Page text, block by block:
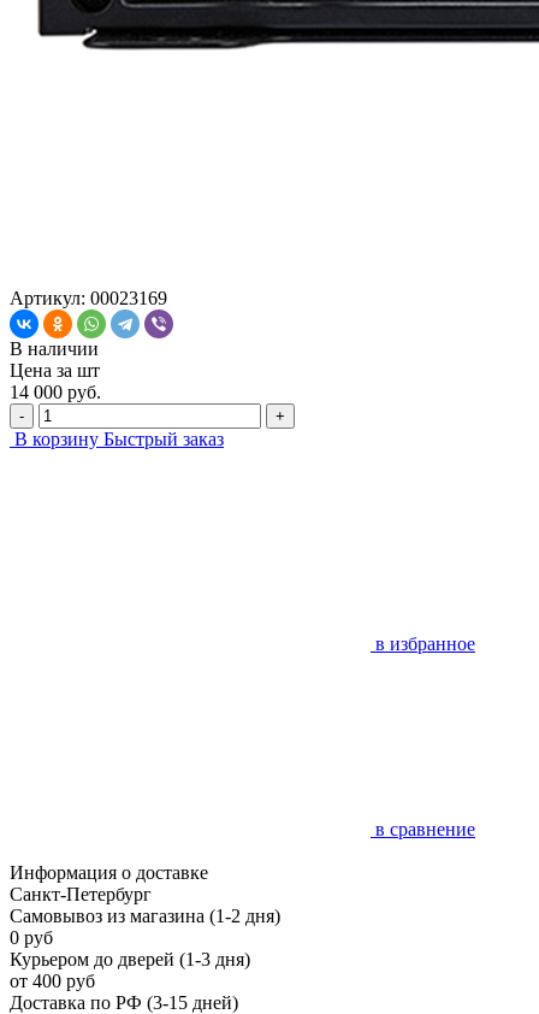
Артикул: 00023169
В наличии
Цена за шт
14 000 руб.
- +
В корзину Быстрый заказ
в избранное
в сравнение
Информация о доставке
Санкт-Петербург
Самовывоз из магазина (1-2 дня)
0 руб
Курьером до дверей (1-3 дня)
от 400 руб
Доставка по РФ (3-15 дней)